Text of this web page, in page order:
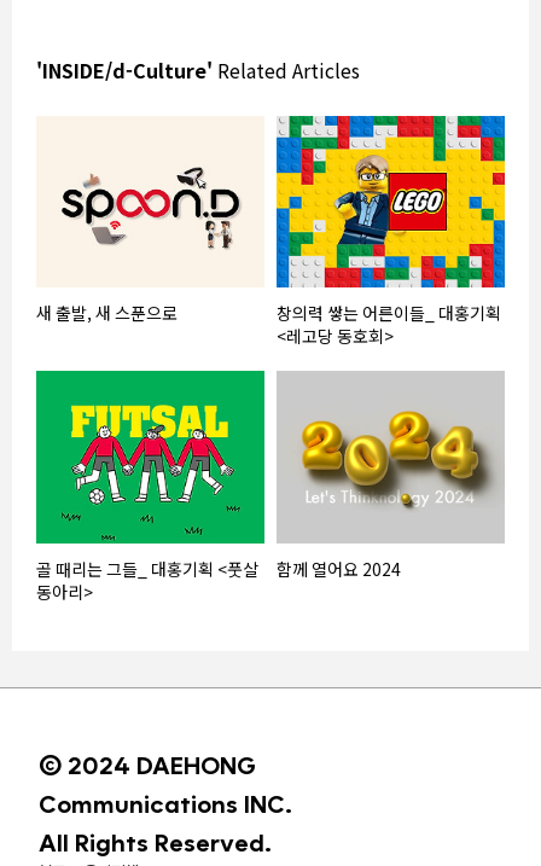
'INSIDE/d-Culture' Related Articles
새 출발, 새 스푼으로
창의력 쌓는 어른이들_ 대홍기획
<레고당 동호회>
골 때리는 그들_ 대홍기획 <풋살
동아리>
함께 열어요 2024
© 2024 DAEHONG
Communications INC.
All Rights Reserved.